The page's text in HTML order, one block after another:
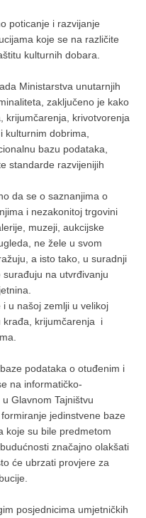
poticanje i razvijanje
koje se na različite
kulturnih dobara.
Ministarstva unutarnjih
zaključeno je kako
krijumčarenja, krivotvorenja
kulturnim dobrima,
bazu podataka,
standarde razvijenijih
da se o saznanjima o
i nezakonitoj trgovini
muzeji, aukcij­ske
ne žele u svom
a isto tako, u suradnji
na utvrđivanju
u našoj zemlji u velikoj
krađa, krijumčarenja i
podataka o otuđenim i
na informatičko-
Glavnom Tajništvu
jedinstvene baze
koje su bile predmetom
značajno olakšati
će ubrzati provjere za
posjednicima umjetničkih